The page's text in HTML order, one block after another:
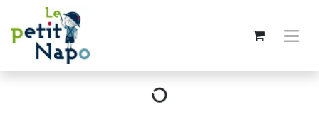
Se rendre au contenu